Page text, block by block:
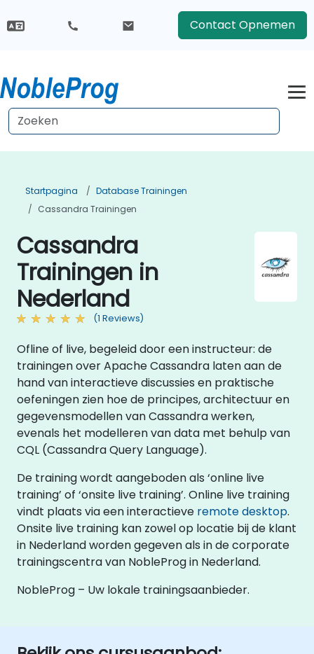
Contact Opnemen
Startpagina
Database Trainingen
Cassandra Trainingen
Cassandra
Trainingen in
Nederland
(1 Reviews)
Ofline of live, begeleid door een instructeur: de
trainingen over Apache Cassandra laten aan de
hand van interactieve discussies en praktische
oefeningen zien hoe de principes, architectuur en
gegevensmodellen van Cassandra werken,
evenals het modelleren van data met behulp van
CQL (Cassandra Query Language).
De training wordt aangeboden als ‘online live
training’ of ‘onsite live training’. Online live training
vindt plaats via een interactieve remote desktop.
Onsite live training kan zowel op locatie bij de klant
in Nederland worden gegeven als in de corporate
trainingscentra van NobleProg in Nederland.
NobleProg – Uw lokale trainingsaanbieder.